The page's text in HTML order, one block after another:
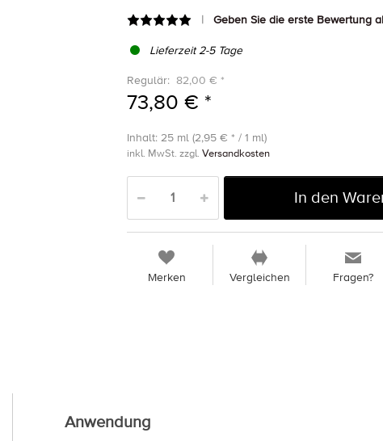
Geben Sie die erste Bewertung
Lieferzeit 2-5 Tage
Regulär: 82,00 € *
73,80 € *
Inhalt: 25 ml (2,95 € * / 1 ml)
inkl. MwSt. zzgl. Versandkosten
In den
Merken Vergleichen Fragen?
Anwendung